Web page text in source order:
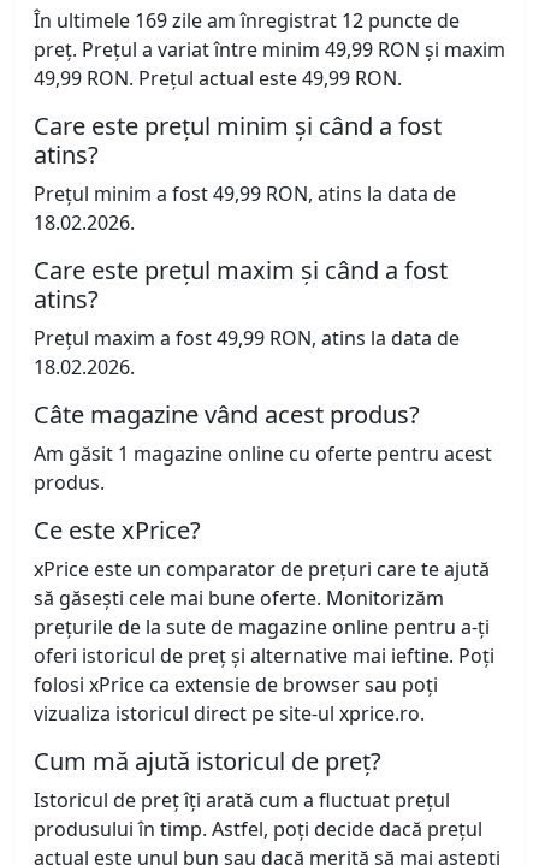
În ultimele 169 zile am înregistrat 12 puncte de
preț. Prețul a variat între minim 49,99 RON și maxim
49,99 RON. Prețul actual este 49,99 RON.
Care este prețul minim și când a fost
atins?
Prețul minim a fost 49,99 RON, atins la data de
18.02.2026.
Care este prețul maxim și când a fost
atins?
Prețul maxim a fost 49,99 RON, atins la data de
18.02.2026.
Câte magazine vând acest produs?
Am găsit 1 magazine online cu oferte pentru acest
produs.
Ce este xPrice?
xPrice este un comparator de prețuri care te ajută
să găsești cele mai bune oferte. Monitorizăm
prețurile de la sute de magazine online pentru a-ți
oferi istoricul de preț și alternative mai ieftine. Poți
folosi xPrice ca extensie de browser sau poți
vizualiza istoricul direct pe site-ul xprice.ro.
Cum mă ajută istoricul de preț?
Istoricul de preț îți arată cum a fluctuat prețul
produsului în timp. Astfel, poți decide dacă prețul
actual este unul bun sau dacă merită să mai aștepți